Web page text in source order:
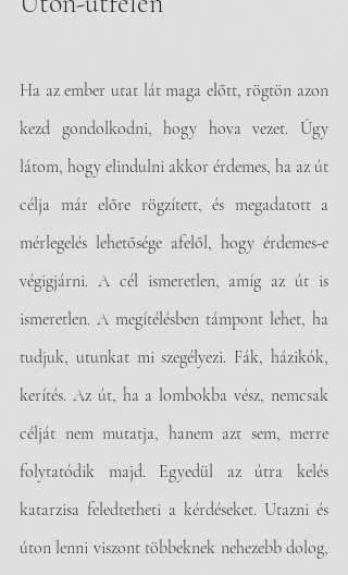
Ha az ember utat lát maga előtt, rögtön azon
kezd gondolkodni, hogy hova vezet. Úgy
látom, hogy elindulni akkor érdemes, ha az út
célja már előre rögzített, és megadatott a
mérlegelés lehetősége afelől, hogy érdemes-e
végigjárni. A cél ismeretlen, amíg az út is
ismeretlen. A megítélésben támpont lehet, ha
tudjuk, utunkat mi szegélyezi. Fák, házikók,
kerítés. Az út, ha a lombokba vész, nemcsak
célját nem mutatja, hanem azt sem, merre
folytatódik majd. Egyedül az útra kelés
katarzisa feledtetheti a kérdéseket. Utazni és
úton lenni viszont többeknek nehezebb dolog,